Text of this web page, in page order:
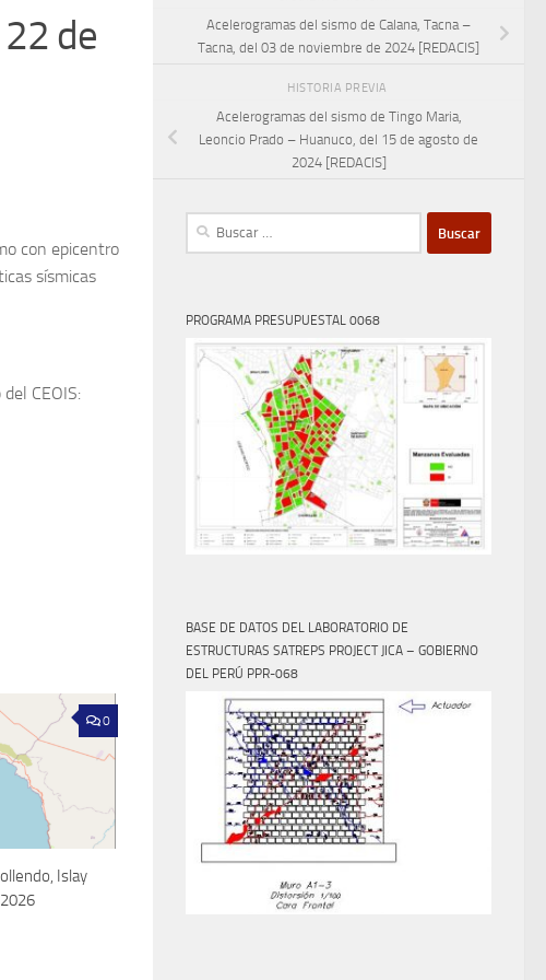
de
con epicentro
sísmicas
CEOIS:
0
Islay
Acelerogramas del sismo de Calana, Tacna –
Tacna, del 03 de noviembre de 2024 [REDACIS]
HISTORIA PREVIA
Acelerogramas del sismo de Tingo Maria,
Leoncio Prado – Huanuco, del 15 de agosto de
2024 [REDACIS]
Buscar:
PROGRAMA PRESUPUESTAL 0068
BASE DE DATOS DEL LABORATORIO DE
ESTRUCTURAS SATREPS PROJECT JICA – GOBIERNO
DEL PERÚ PPR-068